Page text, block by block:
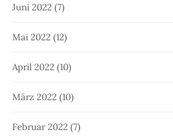
Juni 2022 (7)
Mai 2022 (12)
April 2022 (10)
März 2022 (10)
Februar 2022 (7)